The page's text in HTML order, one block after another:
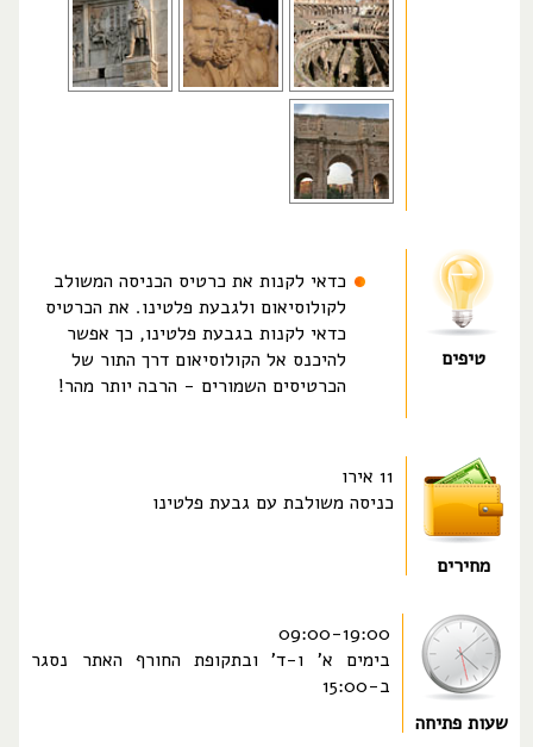
טיפים
כדאי לקנות את כרטיס הכניסה המשולב
לקולוסיאום ולגבעת פלטינו. את הכרטיס
כדאי לקנות בגבעת פלטינו, כך אפשר
להיכנס אל הקולוסיאום דרך התור של
הכרטיסים השמורים - הרבה יותר מהר!
מחירים
11 אירו
כניסה משולבת עם גבעת פלטינו
שעות פתיחה
09:00-19:00
בימים א' ו-ד' ובתקופת החורף האתר נסגר
ב-15:00